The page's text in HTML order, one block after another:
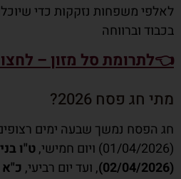
ערב פסח 2026
סוף זמן אכילת חמץ
ביעור חמץ
תענית בכורות בערב פסח
איסור אכילת מצה בערב פסח
הכנות לליל הסדר שחל בשבת
לאלפי משפחות נזקקות כדי
בכבוד וברווחה
👈לתרומת סל מזון –
מתי חג פסח 2026?
חג הפסח נמשך שבעה ימים
(01/04/2026) ויום חמישי,
ט"ו
(02/04/2026)
, ועד יום רביעי,כ"א